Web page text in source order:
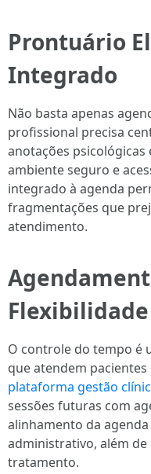
Prontuário
Integrado
Não basta apenas
profissional precisa
anotações
ambiente seguro e
integrado à agenda
fragmentações que
atendimento.
O controle do tempo é
que atendem
plataforma gestão
sessões futuras com
alinhamento da
administrativo, além
tratamento.